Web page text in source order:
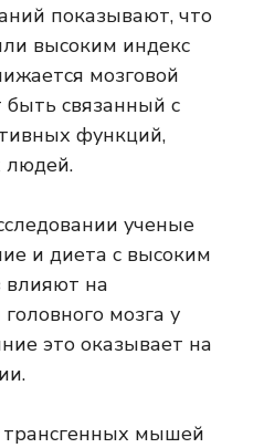
показывают, что
высоким индекс
мозговой
быть связанный с
функций,
людей.
ученые
и диета с высоким
на
мозга у
это оказывает на
мышей